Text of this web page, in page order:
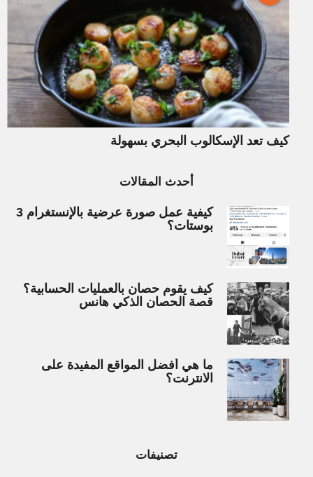
كيف تعد الإسكالوب البحري بسهولة
أحدث المقالات
كيفية عمل صورة عرضية بالإنستغرام 3
بوستات؟
كيف يقوم حصان بالعمليات الحسابية؟
قصة الحصان الذكي هانس
ما هي أفضل المواقع المفيدة على
الانترنت؟
تصنيفات